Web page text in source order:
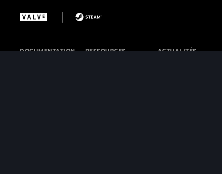
DOCUMENTATION RESSOURCES
ACTUALITÉS